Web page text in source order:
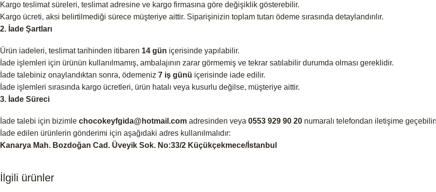
Kargo teslimat süreleri, teslimat adresine ve kargo firmasına göre değişiklik gösterebilir.
Kargo ücreti, aksi belirtilmediği sürece müşteriye aittir. Siparişinizin toplam tutarı ödeme sırasında detaylandırılır.
2. İade Şartları
Ürün iadeleri, teslimat tarihinden itibaren 14 gün içerisinde yapılabilir.
İade işlemleri için ürünün kullanılmamış, ambalajının zarar görmemiş ve tekrar satılabilir durumda olması gereklidir.
İade talebiniz onaylandıktan sonra, ödemeniz 7 iş günü içerisinde iade edilir.
İade işlemleri sırasında kargo ücretleri, ürün hatalı veya kusurlu değilse, müşteriye aittir.
3. İade Süreci
İade talebi için bizimle chocokeyfgida@hotmail.com adresinden veya 0553 929 90 20 numaralı telefondan iletişime
İade edilen ürünlerin gönderimi için aşağıdaki adres kullanılmalıdır:
Kanarya Mah. Bozdoğan Cad. Üveyik Sok. No:33/2 Küçükçekmece/İstanbul
İlgili ürünler